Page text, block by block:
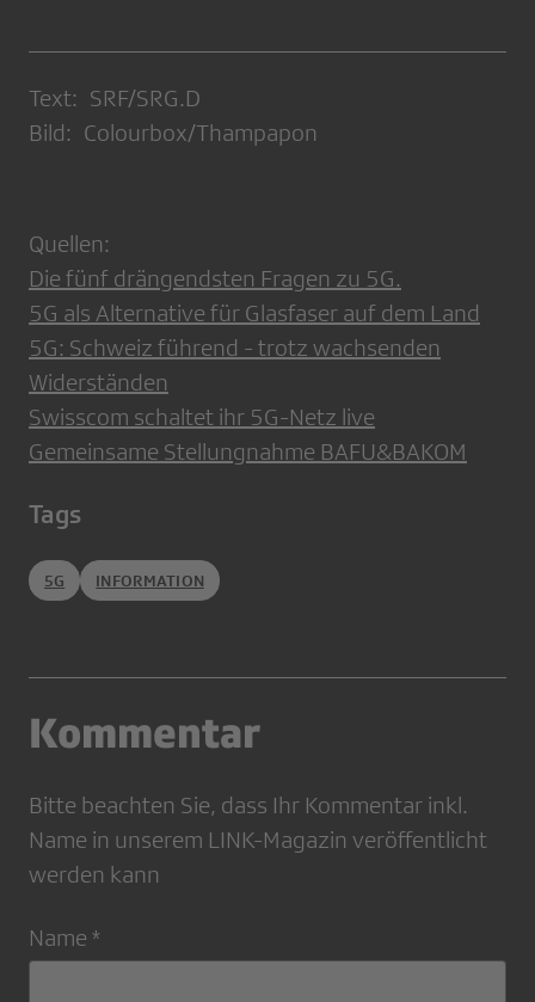
Text: SRF/SRG.D
Bild: Colourbox/Thampapon
Quellen:
Die fünf drängendsten Fragen zu 5G.
5G als Alternative für Glasfaser auf dem Land
5G: Schweiz führend - trotz wachsenden
Widerständen
Swisscom schaltet ihr 5G-Netz live
Gemeinsame Stellungnahme BAFU&BAKOM
Tags
5G INFORMATION
Kommentar
Bitte beachten Sie, dass Ihr Kommentar inkl.
Name in unserem LINK-Magazin veröffentlicht
werden kann
Name *